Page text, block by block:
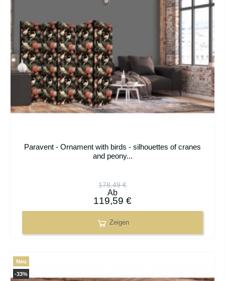
Paravent - Ornament with birds - silhouettes of cranes
and peony...
178,49 €
Ab
119,59 €
Zeigen
-33%
Neu